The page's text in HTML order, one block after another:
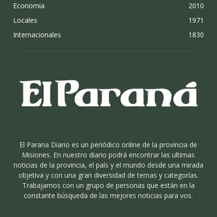
Economia
2010
Locales
1971
Internacionales
1830
El Parana Diario es un periódico online de la provincia de
Misiones. En nuestro diario podrá encontrar las ultimas
noticias de la provincia, el país y el mundo desde una mirada
objetiva y con una gran diversidad de temas y categorías.
Trabajamos con un grupo de personas que están en la
constante búsqueda de las mejores noticias para vos.